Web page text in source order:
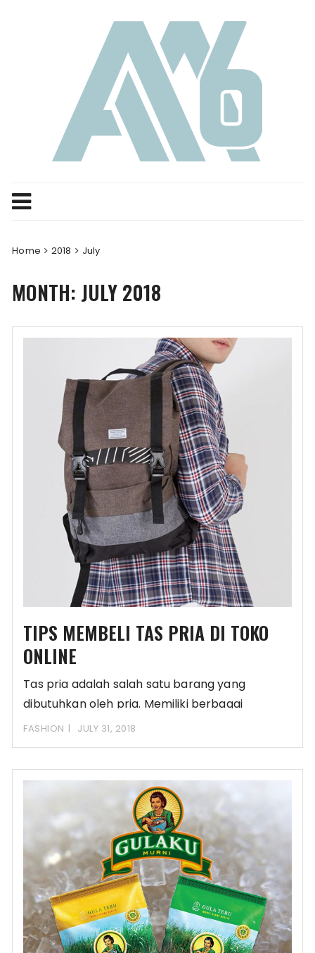
Home 2018 July
MONTH: JULY 2018
TIPS MEMBELI TAS PRIA DI TOKO
ONLINE
Tas pria adalah salah satu barang yang
dibutuhkan oleh pria. Memiliki berbagai
keguanaan. Tergantung dengan
FASHION JULY 31, 2018